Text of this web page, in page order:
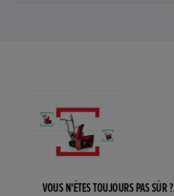
VOUS N'ÊTES TOUJOURS PAS SÛR ?